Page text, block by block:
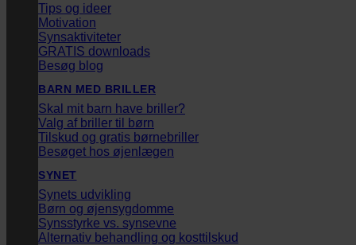
Tips og ideer
Motivation
Synsaktiviteter
GRATIS downloads
Besøg blog
BARN MED BRILLER
Skal mit barn have briller?
Valg af briller til børn
Tilskud og gratis børnebriller
Besøget hos øjenlægen
SYNET
Synets udvikling
Børn og øjensygdomme
Synsstyrke vs. synsevne
Alternativ behandling og kosttilskud